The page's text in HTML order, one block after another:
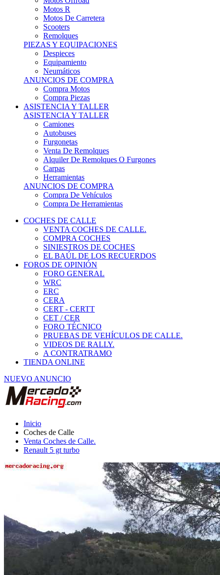
Motos R
Motos De Carretera
Scooters
Remolques
PIEZAS Y EQUIPACIONES
Despieces
Equipamiento
Neumáticos
ANUNCIOS DE COMPRA
Compra Motos
Compra Piezas
ASISTENCIA Y TALLER
ASISTENCIA Y TALLER
Camiones
Autobuses
Furgonetas
Venta De Remolques
Alquiler De Remolques O Furgones
Carpas
Herramientas
ANUNCIOS DE COMPRA
Compra De Vehículos
Compra De Herramientas
COCHES DE CALLE
VENTA COCHES DE CALLE.
COMPRA COCHES
SINIESTROS DE COCHES
EL BAÚL DE LOS RECUERDOS
FOROS DE OPINIÓN
FORO GENERAL
WRC
ERC
CERA
CERT - CERTT
CET / CER
FORO TÉCNICO
PRUEBAS DE VEHÍCULOS DE CALLE.
VIDEOS DE RALLY.
A CONTRATRAMO
TIENDA ONLINE
NUEVO ANUNCIO
Inicio
Coches de Calle
Venta Coches de Calle.
Renault 5 gt turbo